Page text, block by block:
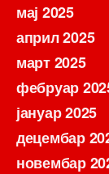
мај 2025
април 2025
март 2025
фебруар
јануар 2025
децембар
новембар